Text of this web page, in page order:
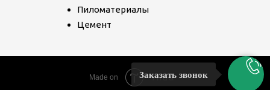
Заказать звонок
Пиломатериалы
Цемент
Made on Tilda